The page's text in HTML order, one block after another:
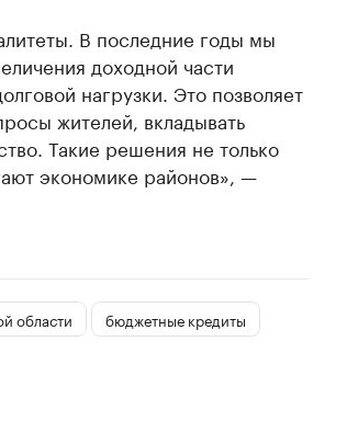
В последние годы мы
доходной части
нагрузки. Это позволяет
жителей, вкладывать
Такие решения не только
экономике районов», —
области бюджетные кредиты